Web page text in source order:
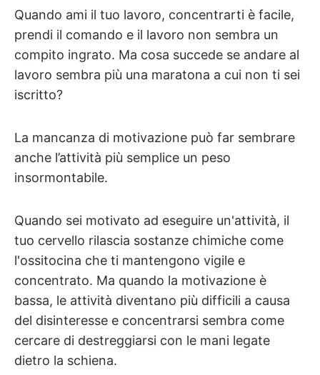
Quando ami il tuo lavoro, concentrarti è facile,
prendi il comando e il lavoro non sembra un
compito ingrato. Ma cosa succede se andare al
lavoro sembra più una maratona a cui non ti sei
iscritto?
La mancanza di motivazione può far sembrare
anche l’attività più semplice un peso
insormontabile.
Quando sei motivato ad eseguire un'attività, il
tuo cervello rilascia sostanze chimiche come
l'ossitocina che ti mantengono vigile e
concentrato. Ma quando la motivazione è
bassa, le attività diventano più difficili a causa
del disinteresse e concentrarsi sembra come
cercare di destreggiarsi con le mani legate
dietro la schiena.